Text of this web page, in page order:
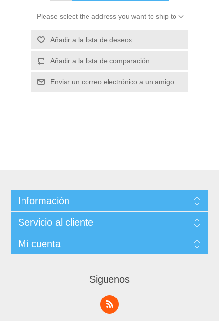
Please select the address you want to ship to
Información
Servicio al cliente
Mi cuenta
Siguenos